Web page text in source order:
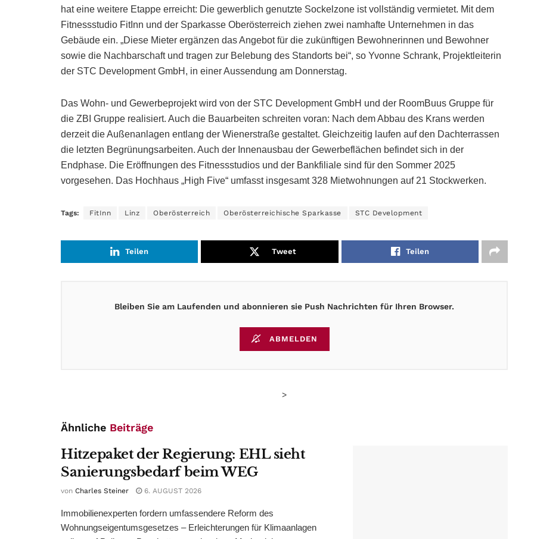
hat eine weitere Etappe erreicht: Die gewerblich genutzte Sockelzone ist vollständig vermietet. Mit dem
Fitnessstudio FitInn und der Sparkasse Oberösterreich ziehen zwei namhafte Unternehmen in das
Gebäude ein. „Diese Mieter ergänzen das Angebot für die zukünftigen Bewohnerinnen und Bewohner
sowie die Nachbarschaft und tragen zur Belebung des Standorts bei“, so Yvonne Schrank, Projektleiterin
der STC Development GmbH, in einer Aussendung am Donnerstag.
Das Wohn- und Gewerbeprojekt wird von der STC Development GmbH und der RoomBuus Gruppe für
die ZBI Gruppe realisiert. Auch die Bauarbeiten schreiten voran: Nach dem Abbau des Krans werden
derzeit die Außenanlagen entlang der Wienerstraße gestaltet. Gleichzeitig laufen auf den Dachterrassen
die letzten Begrünungsarbeiten. Auch der Innenausbau der Gewerbeflächen befindet sich in der
Endphase. Die Eröffnungen des Fitnessstudios und der Bankfiliale sind für den Sommer 2025
vorgesehen. Das Hochhaus „High Five“ umfasst insgesamt 328 Mietwohnungen auf 21 Stockwerken.
Tags: FitInn Linz Oberösterreich Oberösterreichische Sparkasse STC Development
Teilen Tweet Teilen
Bleiben Sie am Laufenden und abonnieren sie Push Nachrichten für Ihren Browser.
ABMELDEN
>
Ähnliche Beiträge
Hitzepaket der Regierung: EHL sieht
Sanierungsbedarf beim WEG
von Charles Steiner 6. AUGUST 2026
Immobilienexperten fordern umfassendere Reform des
Wohnungseigentumsgesetzes – Erleichterungen für Klimaanlagen